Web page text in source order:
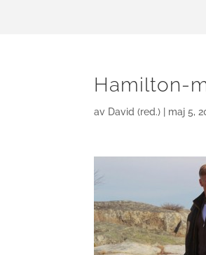
Hamilton-
av David (red.) maj 5,